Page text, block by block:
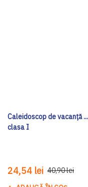
Caleidoscop de vacanță
clasa I
24,54 lei 40,90 lei